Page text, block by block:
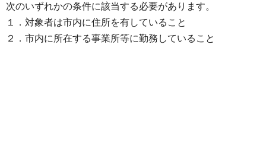
次のいずれかの条件に該当する必要があります。
１．対象者は市内に住所を有していること
２．市内に所在する事業所等に勤務していること